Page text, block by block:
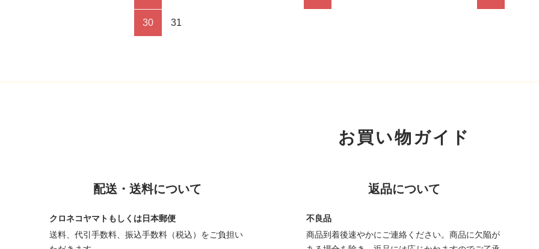
30 31
お買い物ガイド
配送・送料について
クロネコヤマトもしくは日本郵便
送料、代引手数料、振込手数料（税込）をご負担い
返品について
不良品
商品到着後速やかにご連絡ください。商品に欠陥が